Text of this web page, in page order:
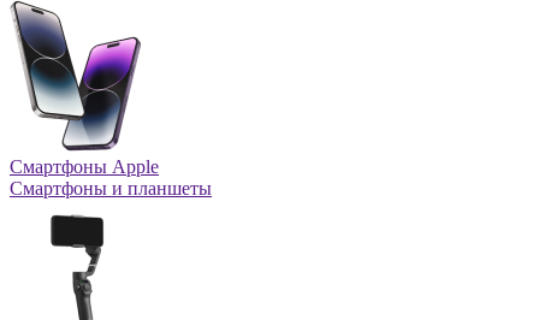
Смартфоны Apple
Смартфоны и планшеты